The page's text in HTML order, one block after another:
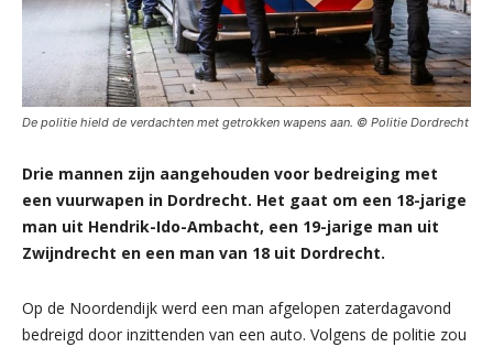
De politie hield de verdachten met getrokken wapens aan. © Politie Dordrecht
Drie mannen zijn aangehouden voor bedreiging met
een vuurwapen in Dordrecht. Het gaat om een 18-jarige
man uit Hendrik-Ido-Ambacht, een 19-jarige man uit
Zwijndrecht en een man van 18 uit Dordrecht.
Op de Noordendijk werd een man afgelopen zaterdagavond
bedreigd door inzittenden van een auto. Volgens de politie zou